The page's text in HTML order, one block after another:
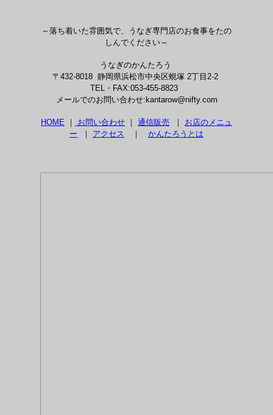
～落ち着いた雰囲気で、うなぎ専門店のお食事をたの
しんでください～
うなぎのかんたろう
〒432-8018 静岡県浜松市中央区蜆塚 2丁目2-2
TEL・FAX:053-455-8823
メールでのお問い合わせ:kantarow@nifty.com
HOME ｜ お問い合わせ ｜ 通信販売 ｜ お店のメニュ
ー ｜ アクセス ｜ かんたろうとは